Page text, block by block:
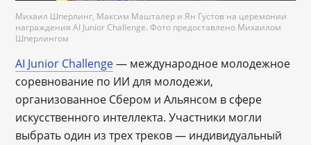
Михаил Шперлинг, Максим Машталер и Ян Густов на церемонии
награждения AI Junior Challenge. Фото предоставлено Михаилом
Шперлингом
AI Junior Challenge— международное молодежное
соревнование по ИИ для молодежи,
организованное Сбером и Альянсом в сфере
искусственного интеллекта. Участники могли
выбрать один из трех треков — индивидуальный